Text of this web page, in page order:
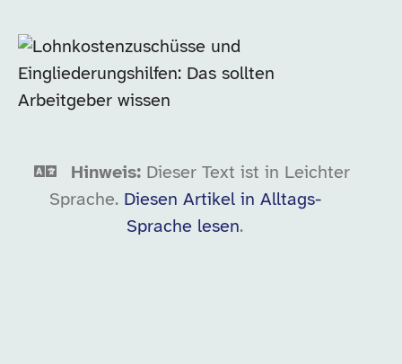
Hinweis: Dieser Text ist in Leichter
Sprache. Diesen Artikel in Alltags-
Sprache lesen.